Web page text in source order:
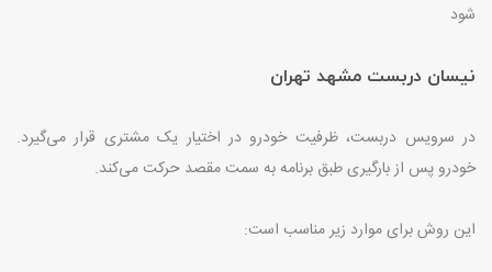
شود
نیسان دربست مشهد تهران
در سرویس دربست، ظرفیت خودرو در اختیار یک مشتری قرار می‌گیرد.
خودرو پس از بارگیری طبق برنامه به سمت مقصد حرکت می‌کند.
این روش برای موارد زیر مناسب است: